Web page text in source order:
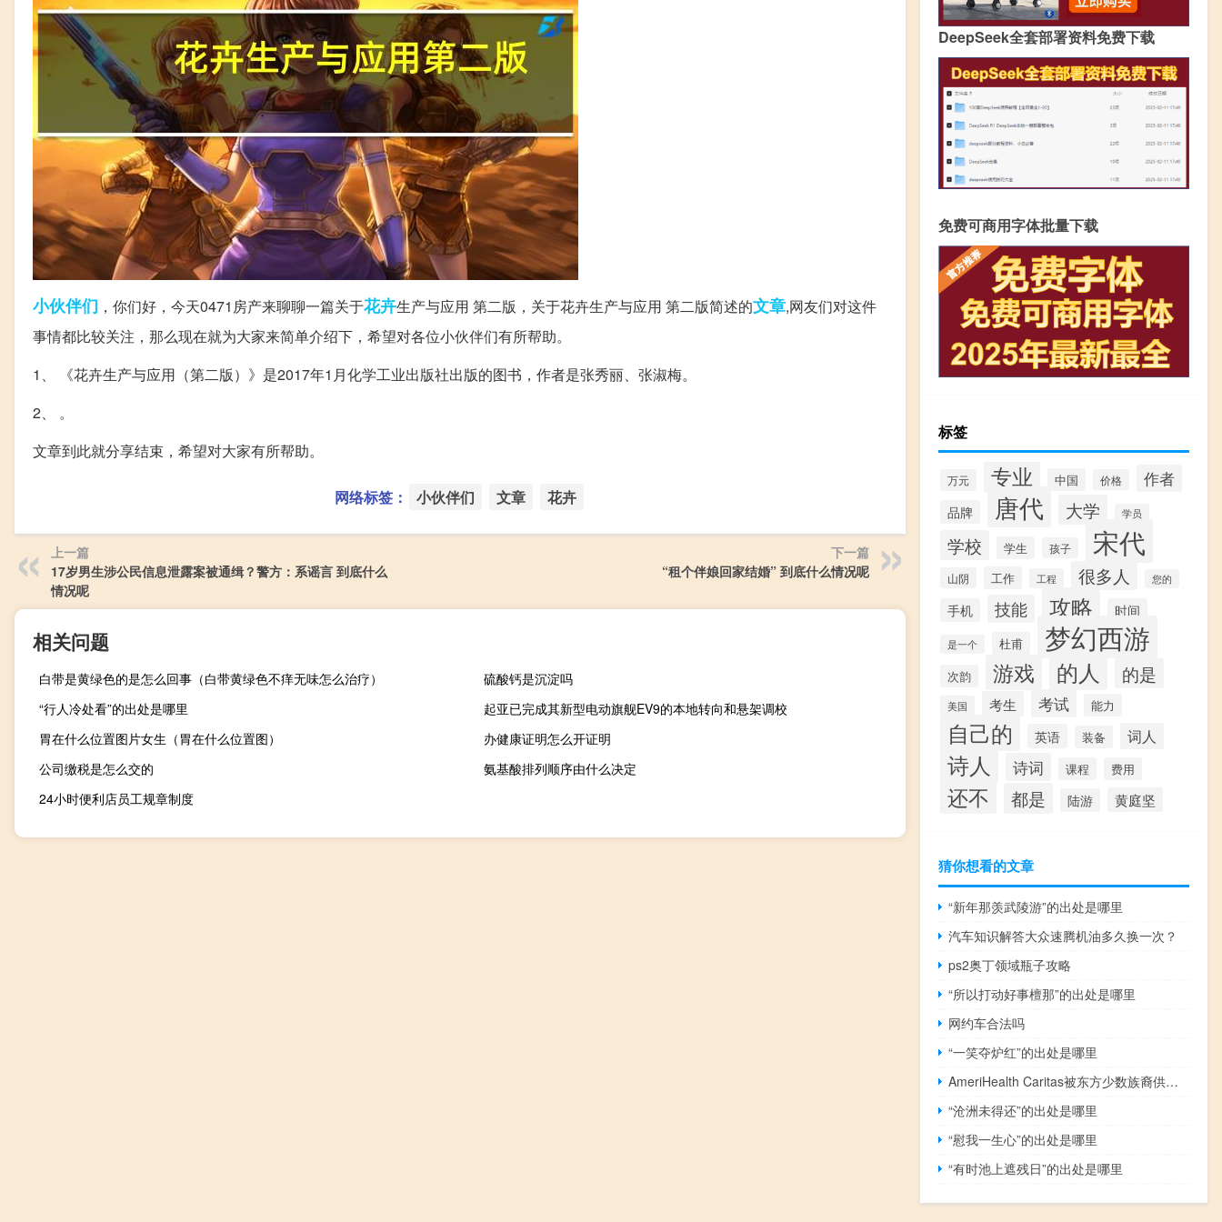
小伙伴们 ，你们好，今天0471房产来聊聊一篇关于花卉生产与应用 第二版，关于花卉生产与应用 第二版简述的文章,网友们对这件
事情都比较关注，那么现在就为大家来简单介绍下，希望对各位小伙伴们有所帮助。
1、 《花卉生产与应用（第二版）》是2017年1月化学工业出版社出版的图书，作者是张秀丽、张淑梅。
2、 。
文章到此就分享结束，希望对大家有所帮助。
网络标签： 小伙伴们 文章 花卉
上一篇
17岁男生涉公民信息泄露案被通缉？警方：系谣言 到底什么
情况呢
下一篇
“租个伴娘回家结婚” 到底什么情况呢
相关问题
白带是黄绿色的是怎么回事（白带黄绿色不痒无味怎么治疗）
硫酸钙是沉淀吗
“行人冷处看”的出处是哪里
起亚已完成其新型电动旗舰EV9的本地转向和悬架调校
胃在什么位置图片女生（胃在什么位置图）
办健康证明怎么开证明
公司缴税是怎么交的
氨基酸排列顺序由什么决定
24小时便利店员工规章制度
DeepSeek全套部署资料免费下载
免费可商用字体批量下载
标签
万元 专业 中国 价格 作者
品牌 唐代 大学 学员
学校 学生 孩子 宋代
山阴 工作 工程 很多人 您的
手机 技能 攻略 时间
是一个 杜甫 梦幻西游
次韵 游戏 的人 的是
美国 考生 考试 能力
自己的 英语 装备 词人
诗人 诗词 课程 费用
还不 都是 陆游 黄庭坚
猜你想看的文章
“新年那羡武陵游”的出处是哪里
汽车知识解答大众速腾机油多久换一次？
ps2奥丁领域瓶子攻略
“所以打动好事檀那”的出处是哪里
网约车合法吗
“一笑夺炉红”的出处是哪里
AmeriHealth Caritas被东方少数族裔供应商发展委员会评选为年度区域公司
“沧洲未得还”的出处是哪里
“慰我一生心”的出处是哪里
“有时池上遮残日”的出处是哪里